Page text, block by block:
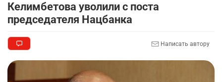
Келимбетова уволили с поста
председателя Нацбанка
Написать автору